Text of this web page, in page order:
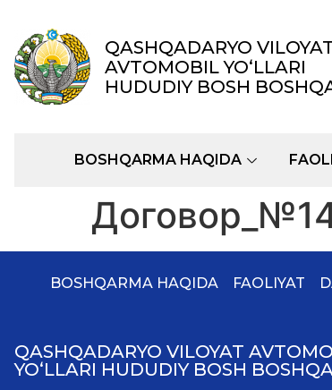
QASHQADARYO
AVTOMOBIL YOʻLLARI
HUDUDIY BOSH
BOSHQARMA HAQIDA
BOSHQARMA HAQIDA FAOLIYAT
QASHQADARYO VILOYAT
YOʻLLARI HUDUDIY BOSH